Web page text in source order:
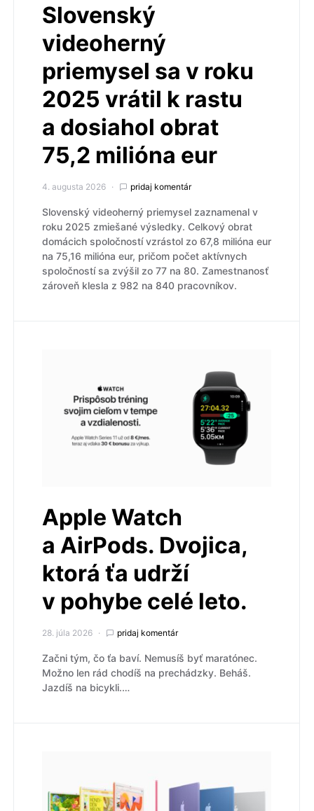
Slovenský
videoherný
priemysel sa v roku
2025 vrátil k rastu
a dosiahol obrat
75,2 milióna eur
4. augusta 2026 pridaj komentár
Slovenský videoherný priemysel zaznamenal v
roku 2025 zmiešané výsledky. Celkový obrat
domácich spoločností vzrástol zo 67,8 milióna eur
na 75,16 milióna eur, pričom počet aktívnych
spoločností sa zvýšil zo 77 na 80. Zamestnanosť
zároveň klesla z 982 na 840 pracovníkov.
Apple Watch
a AirPods. Dvojica,
ktorá ťa udrží
v pohybe celé leto.
28. júla 2026 pridaj komentár
Začni tým, čo ťa baví. Nemusíš byť maratónec.
Možno len rád chodíš na prechádzky. Beháš.
Jazdíš na bicykli.…